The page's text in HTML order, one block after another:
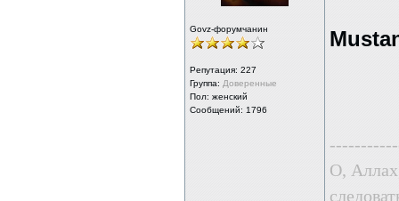
Govz-форумчанин
Репутация: 227
Группа: Доверенные
Пол: женский
Сообщений: 1796
О,